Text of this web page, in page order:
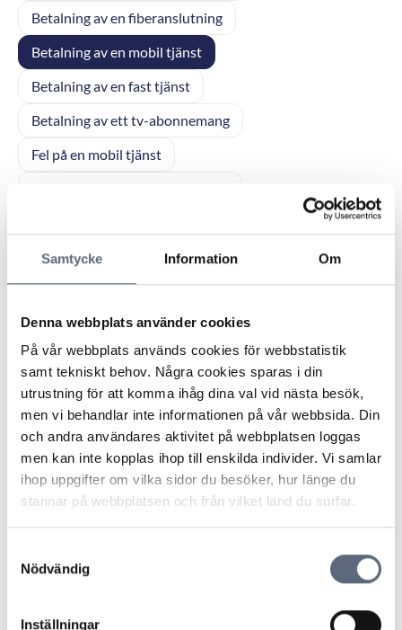
Samtycke Information Om
Denna webbplats använder cookies
På vår webbplats används cookies för webbstatistik
samt tekniskt behov. Några cookies sparas i din
utrustning för att komma ihåg dina val vid nästa besök,
men vi behandlar inte informationen på vår webbsida. Din
och andra användares aktivitet på webbplatsen loggas
men kan inte kopplas ihop till enskilda individer. Vi samlar
ihop uppgifter om vilka sidor du besöker, hur länge du
stannar på webbplatsen och från vilket land du surfar.
Nödvändig
Inställningar
Betalning av en fiberanslutning
Betalning av en mobil tjänst
Betalning av en fast tjänst
Betalning av ett tv-abonnemang
Fel på en mobil tjänst
Fel eller avbrott på fiberkabel
Avsluta ett avtal om fiberdragning
Avsluta eller ändra ett avtal
MD 2011:26 - Inte oskäligt villkor att
operatören får stänga av abonnemang vid
obetald räkning för innehålls- och
betalsamtalstjänster
MD 2004:22 - Ändring av avtalsvillkor
under bindningstiden
bevis för avtalat pris
ARN 2024-04372 - Konsumenten har rätt